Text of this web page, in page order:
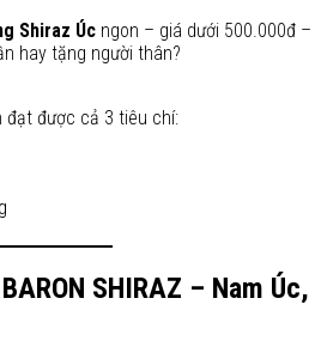
Shiraz Úc ngon – giá dưới 500.000đ –
hay tặng người thân?
đạt được cả 3 tiêu chí:
SHIRAZ – Nam Úc,